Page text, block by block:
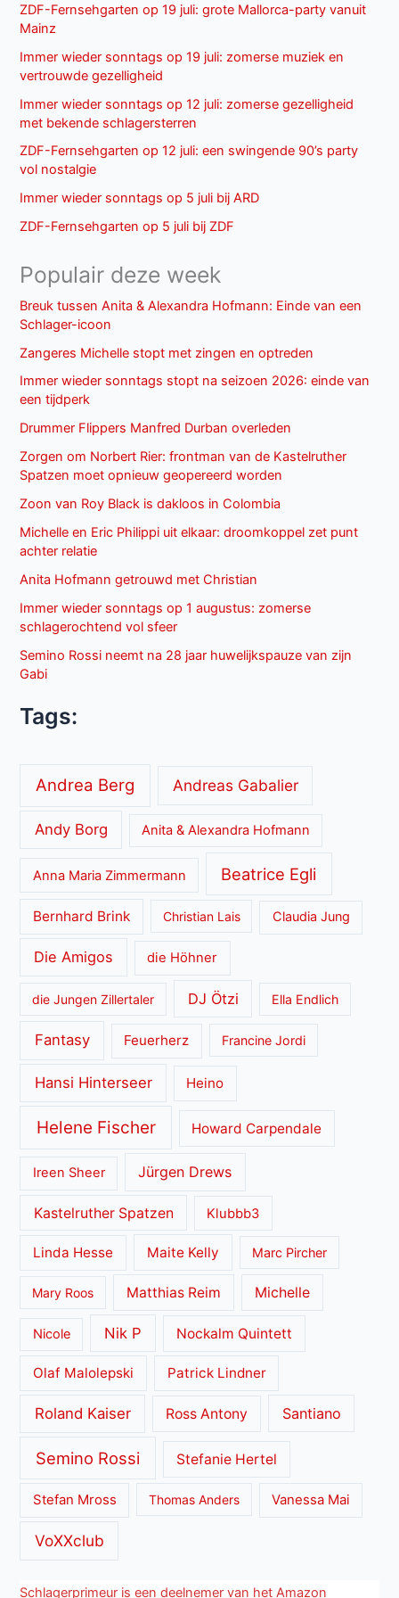
ZDF-Fernsehgarten op 19 juli: grote Mallorca-party vanuit
Mainz
Immer wieder sonntags op 19 juli: zomerse muziek en
vertrouwde gezelligheid
Immer wieder sonntags op 12 juli: zomerse gezelligheid
met bekende schlagersterren
ZDF-Fernsehgarten op 12 juli: een swingende 90’s party
vol nostalgie
Immer wieder sonntags op 5 juli bij ARD
ZDF-Fernsehgarten op 5 juli bij ZDF
Populair deze week
Breuk tussen Anita & Alexandra Hofmann: Einde van een
Schlager-icoon
Zangeres Michelle stopt met zingen en optreden
Immer wieder sonntags stopt na seizoen 2026: einde van
een tijdperk
Drummer Flippers Manfred Durban overleden
Zorgen om Norbert Rier: frontman van de Kastelruther
Spatzen moet opnieuw geopereerd worden
Zoon van Roy Black is dakloos in Colombia
Michelle en Eric Philippi uit elkaar: droomkoppel zet punt
achter relatie
Anita Hofmann getrouwd met Christian
Immer wieder sonntags op 1 augustus: zomerse
schlagerochtend vol sfeer
Semino Rossi neemt na 28 jaar huwelijkspauze van zijn
Gabi
Tags:
Andrea Berg Andreas Gabalier
Andy Borg Anita & Alexandra Hofmann
Anna Maria Zimmermann Beatrice Egli
Bernhard Brink Christian Lais Claudia Jung
Die Amigos die Höhner
die Jungen Zillertaler DJ Ötzi Ella Endlich
Fantasy Feuerherz Francine Jordi
Hansi Hinterseer Heino
Helene Fischer Howard Carpendale
Ireen Sheer Jürgen Drews
Kastelruther Spatzen Klubbb3
Linda Hesse Maite Kelly Marc Pircher
Mary Roos Matthias Reim Michelle
Nicole Nik P Nockalm Quintett
Olaf Malolepski Patrick Lindner
Roland Kaiser Ross Antony Santiano
Semino Rossi Stefanie Hertel
Stefan Mross Thomas Anders Vanessa Mai
VoXXclub
Schlagerprimeur is een deelnemer van het Amazon